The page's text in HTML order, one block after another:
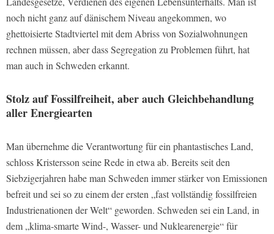
noch nicht ganz auf dänischem Niveau angekommen, wo
ghettoisierte Stadtviertel mit dem Abriss von Sozialwohnungen
rechnen müssen, aber dass Segregation zu Problemen führt, hat
man auch in Schweden erkannt.
Stolz auf Fossilfreiheit, aber auch Gleichbehandlung
aller Energiearten
Man übernehme die Verantwortung für ein phantastisches Land,
schloss Kristersson seine Rede in etwa ab. Bereits seit den
Siebzigerjahren habe man Schweden immer stärker von Emissionen
befreit und sei so zu einem der ersten „fast vollständig fossilfreien
Industrienationen der Welt“ geworden. Schweden sei ein Land, in
dem „klima-smarte Wind-, Wasser- und Nuklearenergie“ für